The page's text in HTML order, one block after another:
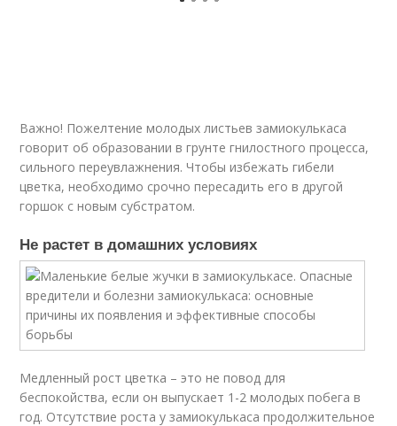
Важно! Пожелтение молодых листьев замиокулькаса
говорит об образовании в грунте гнилостного процесса,
сильного переувлажнения. Чтобы избежать гибели
цветка, необходимо срочно пересадить его в другой
горшок с новым субстратом.
Не растет в домашних условиях
Медленный рост цветка – это не повод для
беспокойства, если он выпускает 1-2 молодых побега в
год. Отсутствие роста у замиокулькаса продолжительное